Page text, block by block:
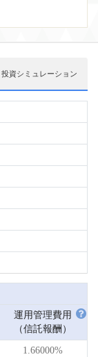
投資シミュレーション
運用管理費用
（信託報酬）
1.66000%